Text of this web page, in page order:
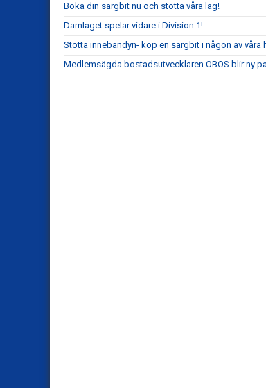
Boka din sargbit nu och stötta våra lag!
Damlaget spelar vidare i Division 1!
Stötta innebandyn- köp en sargbit i någon av våra
Medlemsägda bostadsutvecklaren OBOS blir ny